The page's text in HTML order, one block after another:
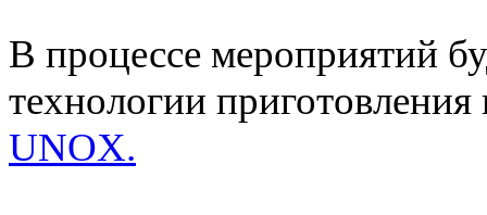
В процессе мероприятий
технологии
UNOX.